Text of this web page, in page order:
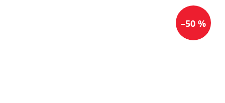
–50 %